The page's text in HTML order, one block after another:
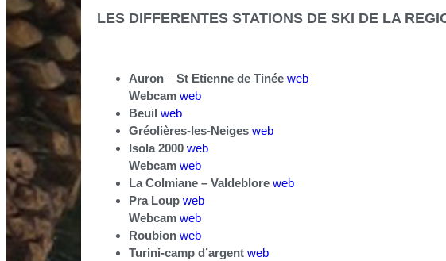
LES DIFFERENTES STATIONS DE SKI DE LA
Auron –St Etienne de Tinée web
Webcam web
Beuil web
Gréolières-les-Neiges web
Isola 2000 web
Webcam web
La Colmiane – Valdeblore web
Pra Loup web
Webcam web
Roubion web
Turini-camp d’argent web